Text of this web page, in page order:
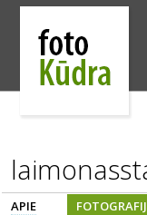
APIE